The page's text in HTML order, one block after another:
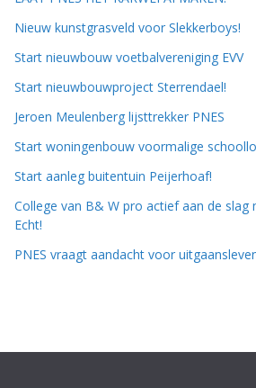
Nieuw kunstgrasveld voor Slekkerboys!
Start nieuwbouw voetbalvereniging EVV
Start nieuwbouwproject Sterrendael!
Jeroen Meulenberg lijsttrekker PNES
Start woningenbouw voormalige
Start aanleg buitentuin Peijerhoaf!
College van B& W pro actief aan de slag
Echt!
PNES vraagt aandacht voor